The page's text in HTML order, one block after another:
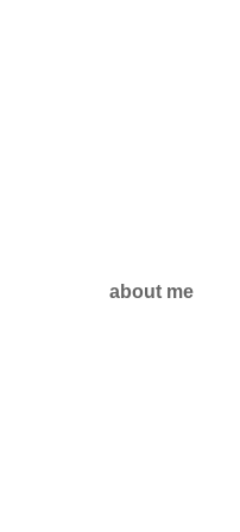
about me